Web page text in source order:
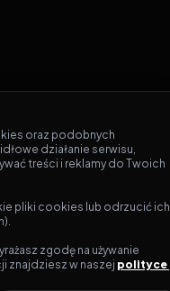
oraz podobnych
działanie serwisu,
treści i reklamy do Twoich
pliki cookies lub odrzucić ich
zgodę na używanie
znajdziesz w naszej polityce